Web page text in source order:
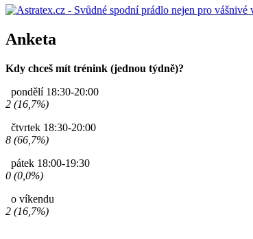
Anketa
Kdy chceš mít trénink (jednou týdně)?
pondělí 18:30-20:00
2 (16,7%)
čtvrtek 18:30-20:00
8 (66,7%)
pátek 18:00-19:30
0 (0,0%)
o víkendu
2 (16,7%)